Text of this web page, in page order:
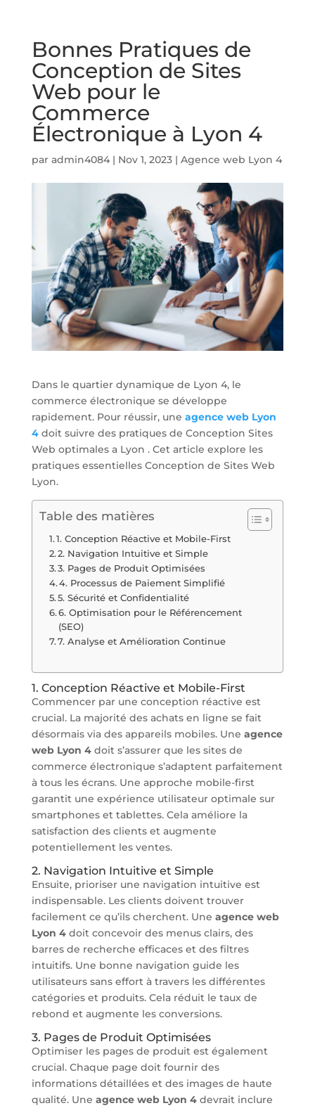
Bonnes Pratiques de
Conception de Sites
Web pour le
Commerce
Électronique à Lyon 4
par admin4084| Nov 1, 2023| Agence web Lyon 4
Dans le quartier dynamique de Lyon 4, le
commerce électronique se développe
rapidement. Pour réussir, une agence web Lyon
4doit suivre des pratiques de Conception Sites
Web optimales a Lyon . Cet article explore les
pratiques essentielles Conception de Sites Web
Lyon.
Table des matières
1. Conception Réactive et Mobile-First
2. Navigation Intuitive et Simple
3. Pages de Produit Optimisées
4. Processus de Paiement Simplifié
5. Sécurité et Confidentialité
6. Optimisation pour le Référencement
(SEO)
7. Analyse et Amélioration Continue
1. Conception Réactive et Mobile-First
Commencer par une conception réactive est
crucial. La majorité des achats en ligne se fait
désormais via des appareils mobiles. Une agence
web Lyon 4doit s’assurer que les sites de
commerce électronique s’adaptent parfaitement
à tous les écrans. Une approche mobile-first
garantit une expérience utilisateur optimale sur
smartphones et tablettes. Cela améliore la
satisfaction des clients et augmente
potentiellement les ventes.
2. Navigation Intuitive et Simple
Ensuite, prioriser une navigation intuitive est
indispensable. Les clients doivent trouver
facilement ce qu’ils cherchent. Une agence web
Lyon 4doit concevoir des menus clairs, des
barres de recherche efficaces et des filtres
intuitifs. Une bonne navigation guide les
utilisateurs sans effort à travers les différentes
catégories et produits. Cela réduit le taux de
rebond et augmente les conversions.
3. Pages de Produit Optimisées
Optimiser les pages de produit est également
crucial. Chaque page doit fournir des
informations détaillées et des images de haute
qualité. Une agence web Lyon 4devrait inclure